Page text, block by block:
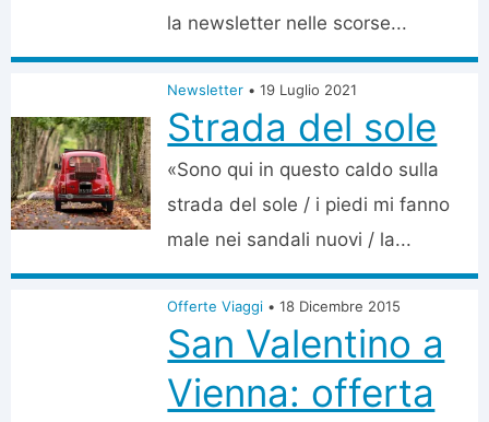
la newsletter nelle scorse...
Newsletter • 19 Luglio 2021
Strada del sole
«Sono qui in questo caldo sulla
strada del sole / i piedi mi fanno
male nei sandali nuovi / la...
Offerte Viaggi • 18 Dicembre 2015
San Valentino a
Vienna: offerta